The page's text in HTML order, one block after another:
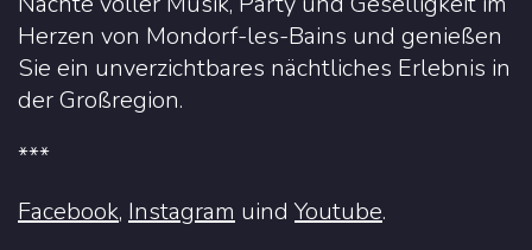
Herzen von Mondorf-les-Bains und genießen
Sie ein unverzichtbares nächtliches Erlebnis in
der Großregion.
***
Facebook, Instagram uind Youtube.